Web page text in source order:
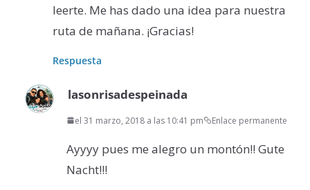
leerte. Me has dado una idea para nuestra
ruta de mañana. ¡Gracias!
Respuesta
lasonrisadespeinada
el 31 marzo, 2018 a las 10:41 pm Enlace permanente
Ayyyy pues me alegro un montón!! Gute
Nacht!!!